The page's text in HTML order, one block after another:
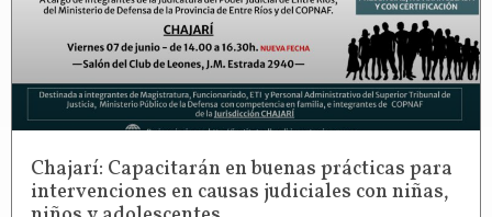
Chajarí: Capacitarán en buenas prácticas para
intervenciones en causas judiciales con niñas,